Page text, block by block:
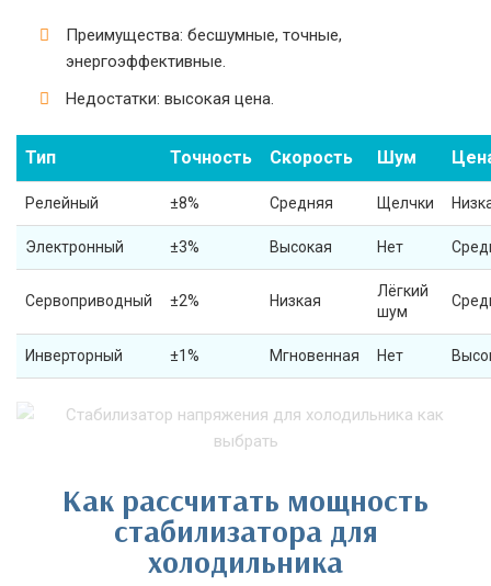
Преимущества: бесшумные, точные,
энергоэффективные.
Недостатки: высокая цена.
Тип Точность Скорость Шум
Релейный ±8% Средняя Щелчки
Электронный ±3% Высокая Нет
Сервоприводный ±2% Низкая
Лёгкий
шум
Инверторный ±1% Мгновенная Нет
Как рассчитать мощность
стабилизатора для
холодильника